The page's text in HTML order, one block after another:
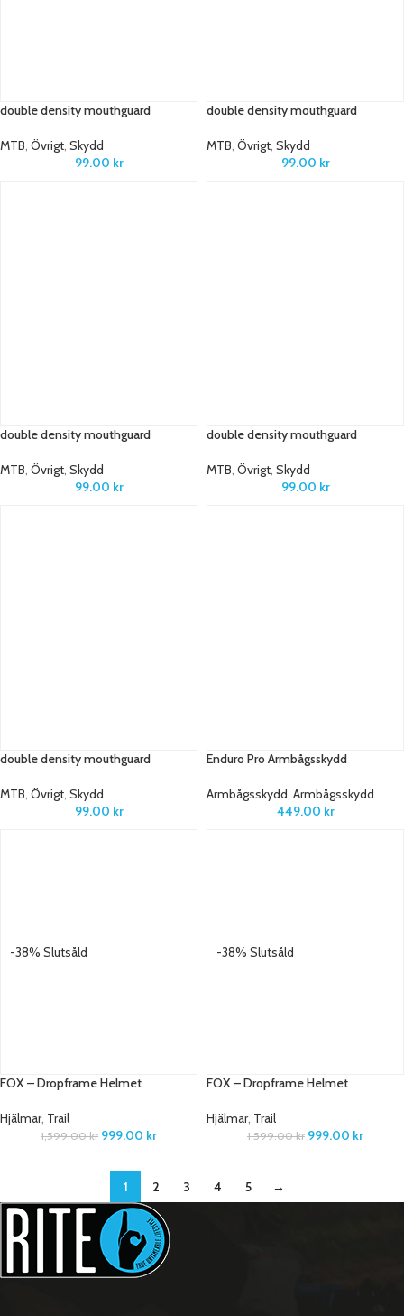
double density mouthguard
MTB, Övrigt, Skydd
99.00 kr
double density mouthguard
MTB, Övrigt, Skydd
99.00 kr
double density mouthguard
MTB, Övrigt, Skydd
99.00 kr
double density mouthguard
MTB, Övrigt, Skydd
99.00 kr
double density mouthguard
MTB, Övrigt, Skydd
99.00 kr
Enduro Pro Armbågsskydd
Armbågsskydd, Armbågsskydd
449.00 kr
-38% Slutsåld
FOX – Dropframe Helmet
Hjälmar, Trail
1,599.00kr 999.00 kr
-38% Slutsåld
FOX – Dropframe Helmet
Hjälmar, Trail
1,599.00kr 999.00 kr
1 2 3 4 5 →